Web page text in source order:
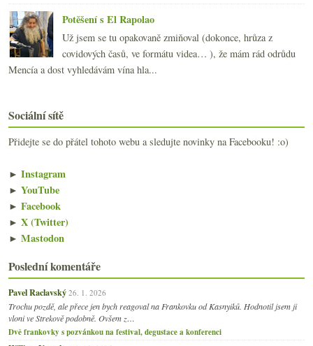
Potěšení s El Rapolao
Už jsem se tu opakovaně zmiňoval (dokonce, hrůza z
covidových časů, ve formátu videa… ), že mám rád odrůdu
Mencía a dost vyhledávám vína hla...
Sociální sítě
Přidejte se do přátel tohoto webu a sledujte novinky na Facebooku! :o)
► Instagram
► YouTube
► Facebook
► X (Twitter)
► Mastodon
Poslední komentáře
Pavel Raclavský 26. 1. 2026
Trochu pozdě, ale přece jen bych reagoval na Frankovku od Kasnyiků. Hodnotil jsem ji
vloni ve Strekově podobně. Ovšem z…
Dvě frankovky s pozvánkou na festival, degustace a konferenci